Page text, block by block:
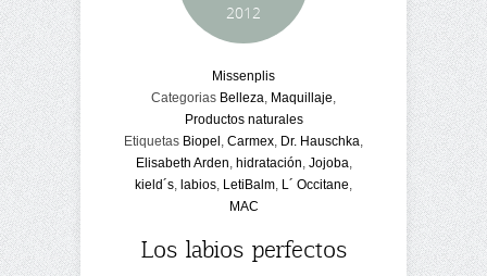
2012
Missenplis
Categorias Belleza, Maquillaje,
Productos naturales
Etiquetas Biopel , Carmex, Dr. Hauschka,
Elisabeth Arden, hidratación, Jojoba,
kield´s, labios, LetiBalm, L´ Occitane,
MAC
Los labios perfectos